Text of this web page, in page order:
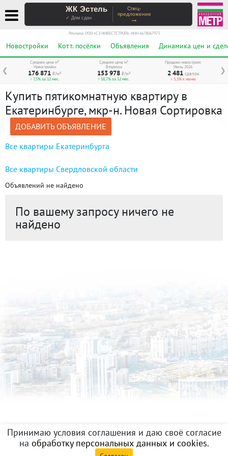
ЖК Эстель
✓ Дом сдан
Спец-
предложение
→
Реклама. ООО «СЗ ИНВЕСТСТРОЙ», ИНН 6678067973
Новостройки Котт. посёлки Объявления Динамика цен и
❮ ❯
Средняя цена м²
Новостройки
176 871 ₽/м²
↑ 7,5% за 12 мес.
Средняя цена м²
Вторичка
153 978 ₽/м²
↑ 18,7% за 12 мес.
Продажи новостроек
Июль 2026
2 481 сделок
↓ 5,3% к июню
Купить пятикомнатную квартиру в
Екатеринбурге, мкр-н. Новая Сортировка
ДОБАВИТЬ ОБЪЯВЛЕНИЕ
Все квартиры Екатеринбурга
Все квартиры Свердловской области
Объявлений не найдено
По вашему запросу ничего не
найдено
Принимаю условия соглашения и даю своё согласие
на обработку персональных данных и cookies.